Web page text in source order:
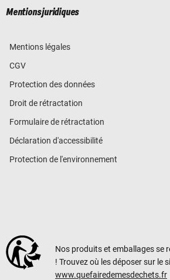
Mentions juridiques
Mentions légales
CGV
Protection des données
Droit de rétractation
Formulaire de rétractation
Déclaration d'accessibilité
Protection de l'environnement
Nos produits et emballages se
! Trouvez où les déposer sur le
www.quefairedemesdechets.fr